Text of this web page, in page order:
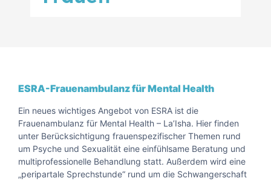
ESRA-Frauenambulanz für Mental Health
Ein neues wichtiges Angebot von ESRA ist die
Frauenambulanz für Mental Health – La’Isha. Hier finden
unter Berücksichtigung frauenspezifischer Themen rund
um Psyche und Sexualität eine einfühlsame Beratung und
multiprofessionelle Behandlung statt. Außerdem wird eine
„peripartale Sprechstunde“ rund um die Schwangerschaft